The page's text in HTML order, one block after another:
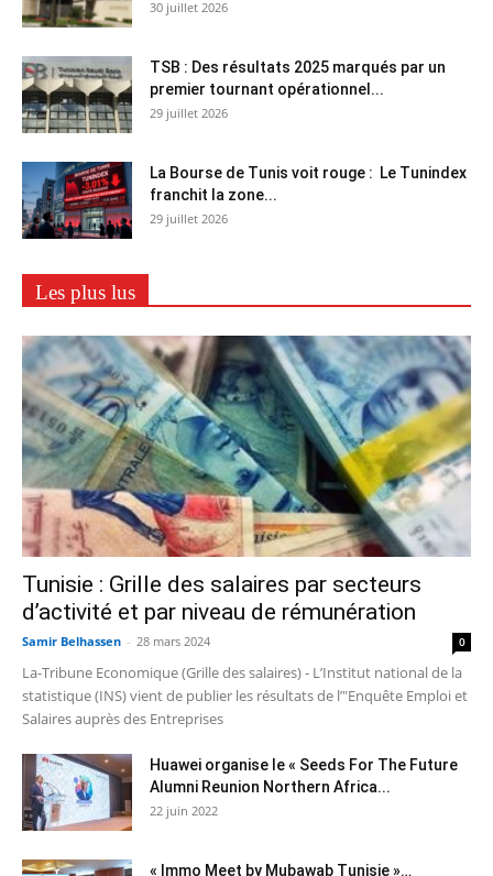
30 juillet 2026
TSB : Des résultats 2025 marqués par un
premier tournant opérationnel...
29 juillet 2026
La Bourse de Tunis voit rouge : Le Tunindex
franchit la zone...
29 juillet 2026
Les plus lus
Tunisie : Grille des salaires par secteurs
d’activité et par niveau de rémunération
Samir Belhassen - 28 mars 2024 0
La-Tribune Economique (Grille des salaires) - L’Institut national de la
statistique (INS) vient de publier les résultats de l’"Enquête Emploi et
Salaires auprès des Entreprises
Huawei organise le « Seeds For The Future
Alumni Reunion Northern Africa...
22 juin 2022
« Immo Meet by Mubawab Tunisie »…